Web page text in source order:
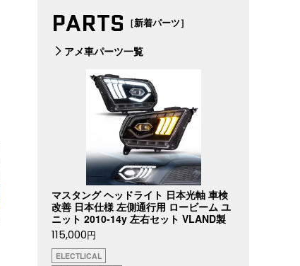
PARTS ［新着パーツ］
アメ車パーツ一覧
マスタング ヘッドライト 日本光軸 車検
改善 日本仕様 左側通行用 ロービーム ユ
ニット 2010-14y 左右セット VLAND製
115,000円
ELECTLICAL